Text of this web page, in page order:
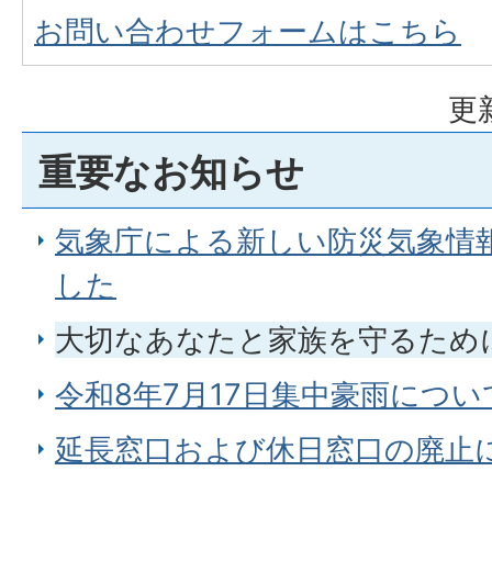
お問い合わせフォームはこちら
更
重要なお知らせ
気象庁による新しい防災気象情
した
大切なあなたと家族を守るた
令和8年7月17日集中豪雨につい
延長窓口および休日窓口の廃止